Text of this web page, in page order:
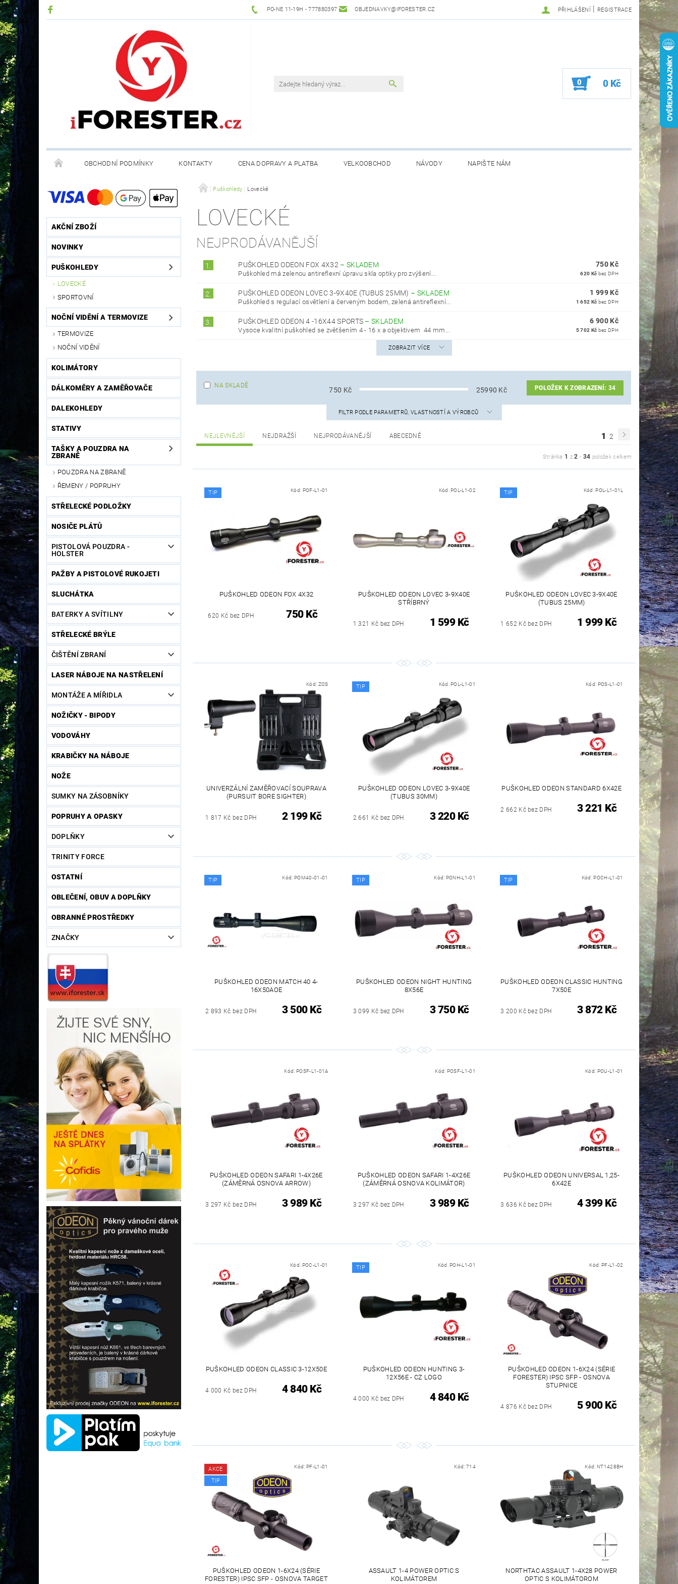
PO-NE 11-19H - 777880397 OBJEDNAVKY@IFORESTER.CZ PŘIHLÁŠENÍ | REGISTRACE
0 0 Kč
OBCHODNÍ PODMÍNKY KONTAKTY CENA DOPRAVY A PLATBA VELKOOBCHOD NÁVODY NAPIŠTE NÁM
RECYKLACE ELEKTROODPADU A BATERIÍ
AKČNÍ ZBOŽÍ
NOVINKY
PUŠKOHLEDY
LOVECKÉ
SPORTOVNÍ
NOČNÍ VIDĚNÍ A TERMOVIZE
TERMOVIZE
NOČNÍ VIDĚNÍ
KOLIMÁTORY
DÁLKOMĚRY A ZAMĚŘOVAČE
DALEKOHLEDY
STATIVY
TAŠKY A POUZDRA NA
ZBRANĚ
POUZDRA NA ZBRANĚ
ŘEMENY / POPRUHY
STŘELECKÉ PODLOŽKY
NOSIČE PLÁTŮ
PISTOLOVÁ POUZDRA -
HOLSTER
PAŽBY A PISTOLOVÉ RUKOJETI
SLUCHÁTKA
BATERKY A SVÍTILNY
STŘELECKÉ BRÝLE
ČIŠTĚNÍ ZBRANÍ
LASER NÁBOJE NA NASTŘELENÍ
MONTÁŽE A MÍŘIDLA
NOŽIČKY - BIPODY
VODOVÁHY
KRABIČKY NA NÁBOJE
NOŽE
SUMKY NA ZÁSOBNÍKY
POPRUHY A OPASKY
DOPLŇKY
TRINITY FORCE
OSTATNÍ
OBLEČENÍ, OBUV A DOPLŇKY
OBRANNÉ PROSTŘEDKY
ZNAČKY
Puškohledy Lovecké
LOVECKÉ
NEJPRODÁVANĚJŠÍ
1. PUŠKOHLED ODEON FOX 4X32 – SKLADEM
Puškohled má zelenou antireflexní úpravu skla optiky pro zvýšení...
750 Kč
620 Kč bez DPH
2. PUŠKOHLED ODEON LOVEC 3-9X40E (TUBUS 25MM) – SKLADEM
Puškohled s regulací osvětlení a červeným bodem, zelená antireflexní...
1 999 Kč
1 652 Kč bez DPH
3. PUŠKOHLED ODEON 4 -16X44 SPORTS –SKLADEM
Vysoce kvalitní puškohled se zvětšením 4 - 16 x a objektivem 44 mm...
6 900 Kč
5 702 Kč bez DPH
ZOBRAZIT VÍCE
NA SKLADĚ
750 Kč 25990 Kč POLOŽEK K ZOBRAZENÍ: 34
FILTR PODLE PARAMETRŮ, VLASTNOSTÍ A VÝROBCŮ
NEJLEVNĚJŠÍ NEJDRAŽŠÍ NEJPRODÁVANĚJŠÍ ABECEDNĚ 1 2
Stránka 1 z2 - 34 položek celkem
TIP Kód: POF-L1-01
PUŠKOHLED ODEON FOX 4X32
620 Kč bez DPH 750 Kč
Kód: POL-L1-02
PUŠKOHLED ODEON LOVEC 3-9X40E
STŘÍBRNÝ
1 321 Kč bez DPH 1 599 Kč
TIP Kód: POL-L1-01L
PUŠKOHLED ODEON LOVEC 3-9X40E
(TUBUS 25MM)
1 652 Kč bez DPH 1 999 Kč
Kód: ZOS
UNIVERZÁLNÍ ZAMĚŘOVACÍ SOUPRAVA
(PURSUIT BORE SIGHTER)
1 817 Kč bez DPH 2 199 Kč
TIP Kód: POL-L1-01
PUŠKOHLED ODEON LOVEC 3-9X40E
(TUBUS 30MM)
2 661 Kč bez DPH 3 220 Kč
Kód: POS-L1-01
PUŠKOHLED ODEON STANDARD 6X42E
2 662 Kč bez DPH 3 221 Kč
TIP Kód: POM40-01-01
PUŠKOHLED ODEON MATCH 40 4-
16X50AOE
2 893 Kč bez DPH 3 500 Kč
TIP Kód: PONH-L1-01
PUŠKOHLED ODEON NIGHT HUNTING
8X56E
3 099 Kč bez DPH 3 750 Kč
TIP Kód: POCH-L1-01
PUŠKOHLED ODEON CLASSIC HUNTING
7X50E
3 200 Kč bez DPH 3 872 Kč
Kód: POSF-L1-01A
PUŠKOHLED ODEON SAFARI 1-4X26E
(ZÁMĚRNÁ OSNOVA ARROW)
3 297 Kč bez DPH 3 989 Kč
Kód: POSF-L1-01
PUŠKOHLED ODEON SAFARI 1-4X26E
(ZÁMĚRNÁ OSNOVA KOLIMÁTOR)
3 297 Kč bez DPH 3 989 Kč
Kód: POU-L1-01
PUŠKOHLED ODEON UNIVERSAL 1,25-
6X42E
3 636 Kč bez DPH 4 399 Kč
Kód: POC-L1-01
PUŠKOHLED ODEON CLASSIC 3-12X50E
4 000 Kč bez DPH 4 840 Kč
TIP Kód: POH-L1-01
PUŠKOHLED ODEON HUNTING 3-
12X56E - CZ LOGO
4 000 Kč bez DPH 4 840 Kč
Kód: PF-L1-02
PUŠKOHLED ODEON 1-6X24 (SÉRIE
FORESTER) IPSC SFP - OSNOVA
STUPNICE
4 876 Kč bez DPH 5 900 Kč
AKCE
TIP
Kód: PF-L1-01
PUŠKOHLED ODEON 1-6X24 (SÉRIE
FORESTER) IPSC SFP - OSNOVA TARGET
Kód:714
ASSAULT 1-4 POWER OPTIC S
KOLIMÁTOREM
Kód: NT1428BH
NORTHTAC ASSAULT 1-4X28 POWER
OPTIC S KOLIMÁTOROM